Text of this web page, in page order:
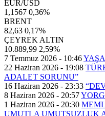
EUR/USD
1,1567 0,36%
BRENT
82,63 0,17%
ÇEYREK ALTIN
10.889,99 2,59%
7 Temmuz 2026 - 10:46
22 Haziran 2026 - 19:08
ADALET SORUNU”
16 Haziran 2026 - 23:33
8 Haziran 2026 - 20:57
1 Haziran 2026 - 20:30
UMUTLA UMUTSUZLUK